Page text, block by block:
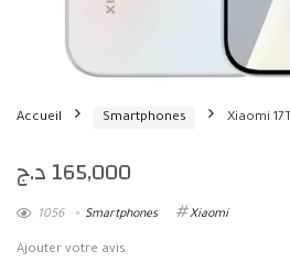
Accueil Smartphones Xiaomi 17T
165,000د.ج
1056 Smartphones Xiaomi
Ajouter votre avis